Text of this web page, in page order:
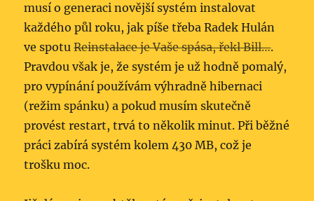
musí o generaci novější systém instalovat
každého půl roku, jak píše třeba Radek Hulán
ve spotuReinstalace je Vaše spása, řekl Bill….
Pravdou však je, že systém je už hodně pomalý,
pro vypínání používám výhradně hibernaci
(režim spánku) a pokud musím skutečně
provést restart, trvá to několik minut. Při běžné
práci zabírá systém kolem 430 MB, což je
trošku moc.